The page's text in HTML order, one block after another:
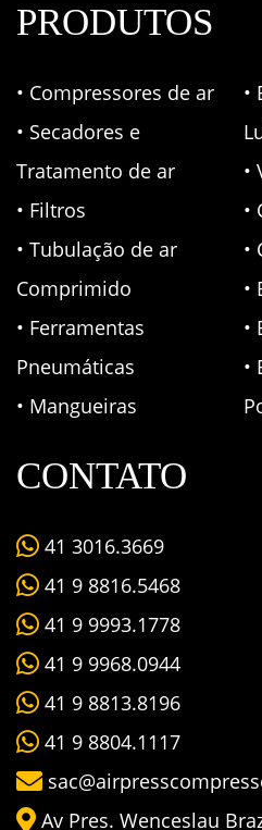
PRODUTOS
• Compressores de ar
• Secadores e
Tratamento de ar
• Filtros
• Tubulação de ar
Comprimido
• Ferramentas
Pneumáticas
• Mangueiras
•
•
•
•
•
•
•
CONTATO
41 3016.3669
41 9 8816.5468
41 9 9993.1778
41 9 9968.0944
41 9 8813.8196
41 9 8804.1117
Av Pres. Wenceslau